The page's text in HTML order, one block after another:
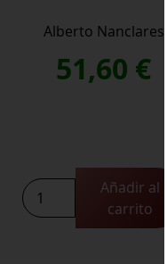
Alberto Nanclares
51,60 €
Coccinela
2024
cantidad
Añadir al
carrito